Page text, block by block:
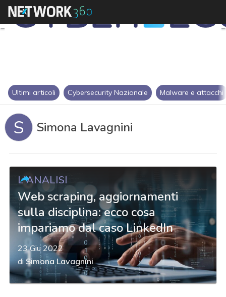
Ultimi articoli Cybersecurity Nazionale Malware e attacchi
S Simona Lavagnini
L'ANALISI
Web scraping, aggiornamenti
sulla disciplina: ecco cosa
impariamo dal caso LinkedIn
23 Giu 2022
diSimona Lavagnini